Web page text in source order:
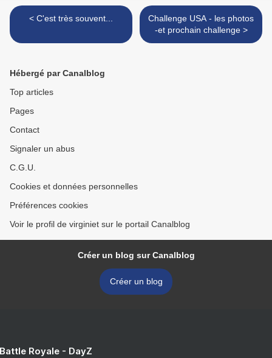
< C'est très souvent...
Challenge USA - les photos
-et prochain challenge >
Hébergé par Canalblog
Top articles
Pages
Contact
Signaler un abus
C.G.U.
Cookies et données personnelles
Préférences cookies
Voir le profil de virginiet sur le portail Canalblog
Créer un blog sur Canalblog
Créer un blog
Royale - DayZ